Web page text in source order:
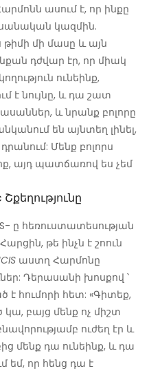
ասում է, որ ինքը
կազմին.
թիմի մի մասը և այն
դժվար էր, որ միակ
ունեինք,
է նույնը, և դա շատ
և նրանք բոլորը
են այնտեղ լինել,
Մենք բոլորս
այդ պատճառով ես չեմ
ը հեռուստատեսության
թե ինչն է շոուն
աստղ Հարմոնը
Դերասանի խոսքով ՝
է հումորի հետ: «Գիտեք,
բայց մենք ոչ միշտ
ուժեղ էր և
մենք դա ունեինք, և դա
եմ, որ հենց դա է